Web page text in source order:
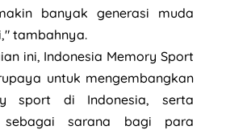
banyak generasi muda
tambahnya.
ini, Indonesia Memory Sport
untuk mengembangkan
sport di Indonesia, serta
sebagai sarana bagi para